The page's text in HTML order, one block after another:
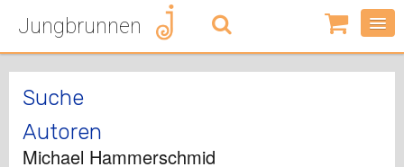
Jungbrunnen
0
Artikel
-
Suche
Autoren
Michael Hammerschmid